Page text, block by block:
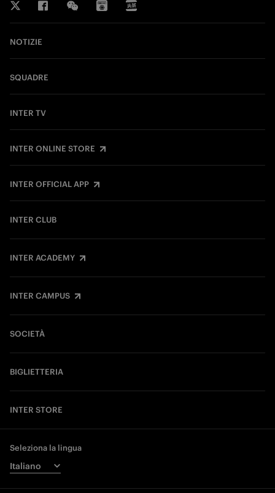
NOTIZIE
SQUADRE
INTER TV
INTER ONLINE STORE
INTER OFFICIAL APP
INTER CLUB
INTER ACADEMY
INTER CAMPUS
SOCIETÀ
BIGLIETTERIA
INTER STORE
Seleziona la lingua